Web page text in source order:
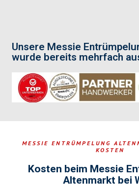
Unsere Messie
wurde bereits mehrfach
MESSIE ENTRÜMPELUNG
KOSTEN
Kosten beim Messie
Altenmarkt bei